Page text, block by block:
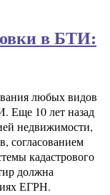
в БТИ:
любых видов
Еще 10 лет назад
недвижимости,
согласованием
кадастрового
должна
ЕГРН.